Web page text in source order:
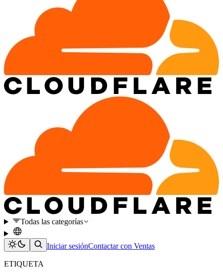
Todas las categorías
Iniciar sesiónContactar con Ventas
ETIQUETA